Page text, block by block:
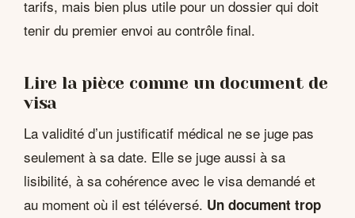
tarifs, mais bien plus utile pour un dossier qui doit
tenir du premier envoi au contrôle final.
Lire la pièce comme un document de
visa
La validité d’un justificatif médical ne se juge pas
seulement à sa date. Elle se juge aussi à sa
lisibilité, à sa cohérence avec le visa demandé et
au moment où il est téléversé. Un document trop